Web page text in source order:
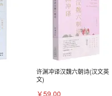
许渊冲译汉魏六朝诗(汉文英
文)
￥59.00